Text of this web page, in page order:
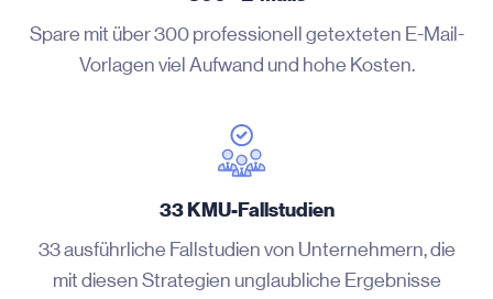
Spare mit über 300 professionell getexteten E-Mail-
Vorlagen viel Aufwand und hohe Kosten.
33 KMU-Fallstudien
33 ausführliche Fallstudien von Unternehmern, die
mit diesen Strategien unglaubliche Ergebnisse